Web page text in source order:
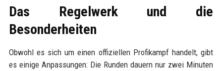
Das Regelwerk und die
Besonderheiten
Obwohl es sich um einen offiziellen Profikampf handelt, gibt
es einige Anpassungen: Die Runden dauern nur zwei Minuten